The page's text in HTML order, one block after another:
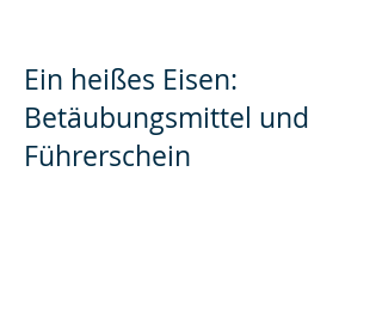
Ein heißes Eisen:
Betäubungsmittel und
Führerschein